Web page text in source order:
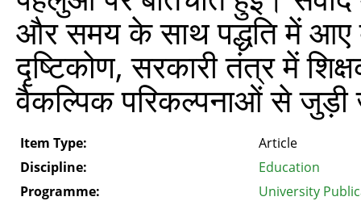
और समय के साथ पद्धति में आए
दृष्टिकोण, सरकारी तंत्र में
वैकल्पिक परिकल्पनाओं से जुड़ी
Item Type:
Article
Discipline:
Education
Programme:
University